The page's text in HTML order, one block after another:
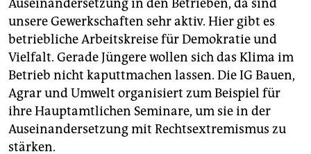
Auseinandersetzung in den Betrieben, da sind
unsere Gewerkschaften sehr aktiv. Hier gibt es
betriebliche Arbeitskreise für Demokratie und
Vielfalt. Gerade Jüngere wollen sich das Klima im
Betrieb nicht kaputtmachen lassen. Die IG Bauen,
Agrar und Umwelt organisiert zum Beispiel für
ihre Hauptamtlichen Seminare, um sie in der
Auseinandersetzung mit Rechtsextremismus zu
stärken.